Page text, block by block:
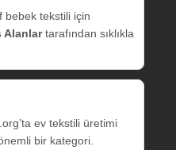
bebek tekstili için
Alanlartarafından sıklıkla
ev tekstili üretimi
bir kategori.